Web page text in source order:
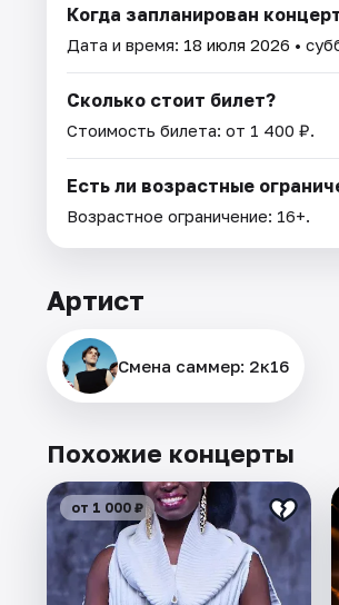
Когда запланирован
Дата и время: 18 июля 2026 •
Сколько стоит билет?
Стоимость билета: от 1 400 ₽.
Есть ли возрастные
Возрастное ограничение: 16+.
Артист
Смена саммер: 2к16
Похожие концерты
от 1 000 ₽